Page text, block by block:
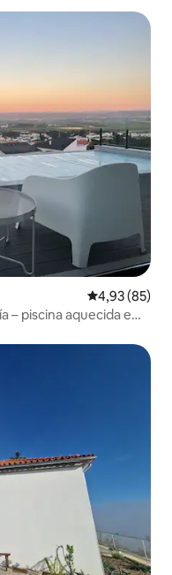
4,93 de uma
4,93 (85)
– piscina aquecida e